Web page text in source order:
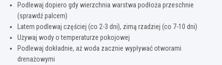
Podlewaj dopiero gdy wierzchnia warstwa podłoża przeschnie
(sprawdź palcem)
Latem podlewaj częściej (co 2-3 dni), zimą rzadziej (co 7-10 dni)
Używaj wody o temperaturze pokojowej
Podlewaj dokładnie, aż woda zacznie wypływać otworami
drenażowymi